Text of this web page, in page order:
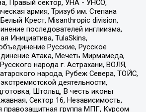
Правый сектор, УНА - УНСО,
армия, Тризуб им. Степана
Крест, Misanthropic division,
последователей инглиизма,
Инициатива, TulaSkins,
Русские, Русское
Атака, Мечеть Мирмамеда,
народа г. Астрахани, ВОЛЯ,
народа, Рубеж Севера, ТОЙС,
деятельности,
Штольц, В честь иконы
Сектор 16, Независимость,
группа МПГ, Курсом